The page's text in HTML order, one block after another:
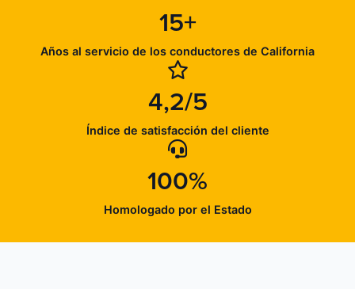
15+
Años al servicio de los conductores de California
4,2/5
Índice de satisfacción del cliente
100%
Homologado por el Estado